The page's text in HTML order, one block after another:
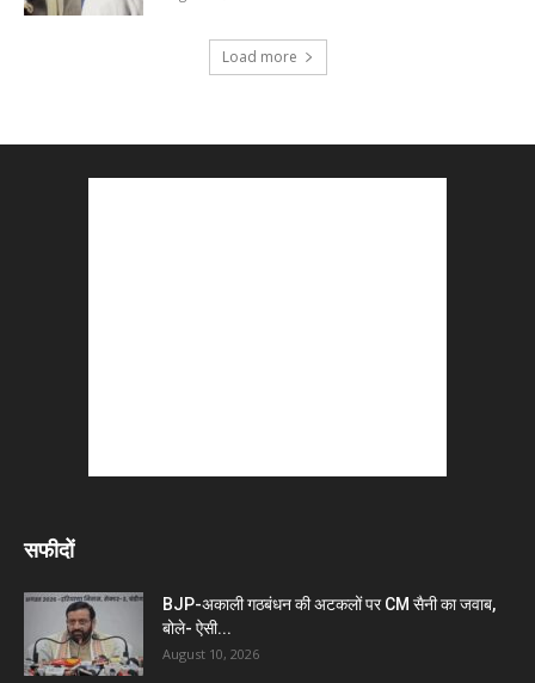
Load more
सफीदों
BJP-अकाली गठबंधन की अटकलों पर CM सैनी का जवाब,
बोले- ऐसी...
August 10, 2026